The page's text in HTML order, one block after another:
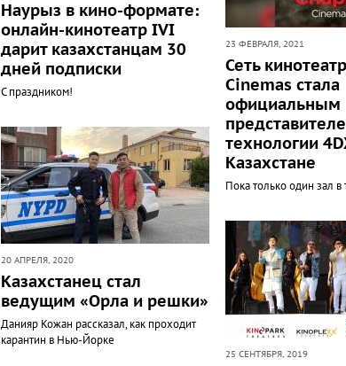
Наурыз в кино-формате:
онлайн-кинотеатр IVI
дарит казахстанцам 30
дней подписки
С праздником!
20 АПРЕЛЯ, 2020
Казахстанец стал
ведущим «Орла и решки»
Данияр Кожан рассказал, как проходит
карантин в Нью-Йорке
23 ФЕВРАЛЯ, 2021
Сеть
Cinemas стала
официальным
технологии
Казахстане
Пока только один зал
25 СЕНТЯБРЯ, 2019